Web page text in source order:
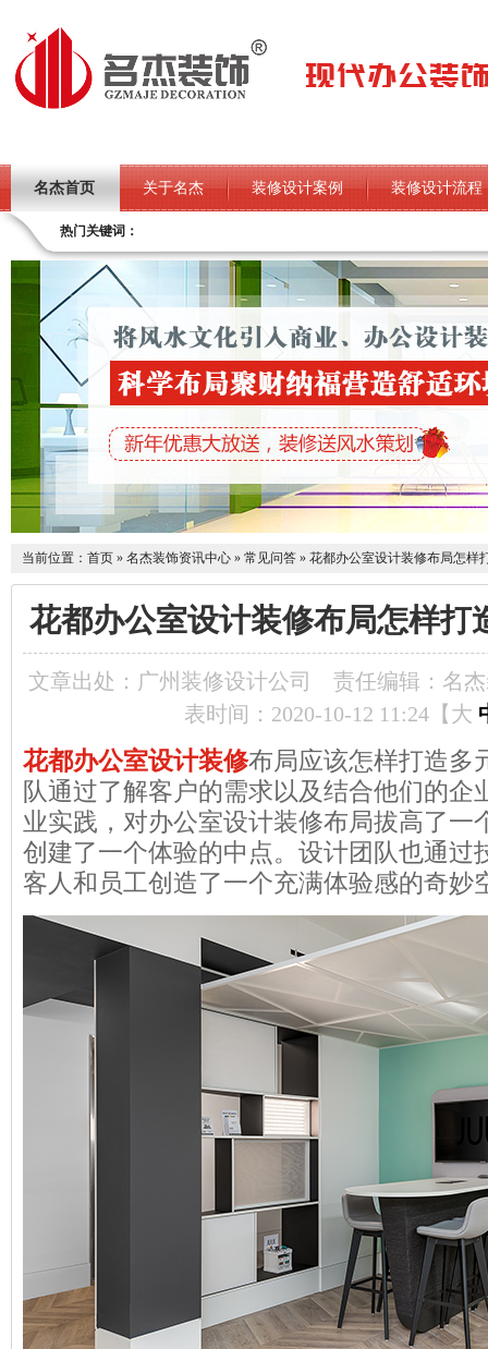
名杰首页 关于名杰 装修设计案例 装修设计流程
热门关键词：
当前位置： 首页 » 名杰装饰资讯中心 » 常见问答 » 花都办公室设计装修布局怎样
花都办公室设计装修布局怎样打
文章出处：广州装修设计公司
责任编辑：名
表时间：2020-10-12 11:24【 大
花都办公室设计装修布局应该怎样打造多
队通过了解客户的需求以及结合他们的企
业实践，对办公室设计装修布局拔高了一
创建了一个体验的中点。设计团队也通过
客人和员工创造了一个充满体验感的奇妙